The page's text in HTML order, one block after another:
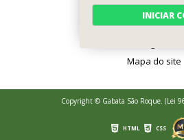
Serviços
Contato
Mapa do site
Copyright © Gabata São Roque. (Lei
HTML CSS
INICIAR